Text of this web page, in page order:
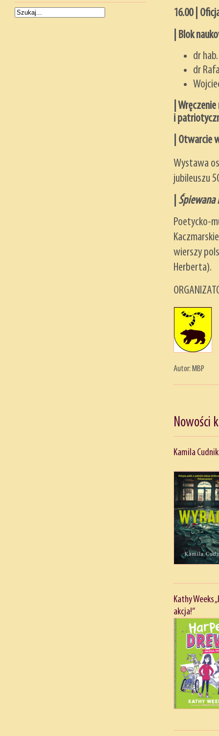
16.00 |
| Blok
dr
dr
i
Otwarcie
Wystawa
jubileuszu
Śpiewana
Poetycko-
wierszy
Herberta).
Autor: MBP
Nowości
Kamila
Kathy Weeks
akcja!”